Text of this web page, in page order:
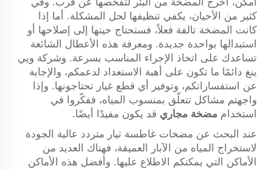
كثير من الأحيان، يكفي تنظيفها لحل المشكلة. أما إذا
كانت المضخة تالفة فعلاً، فستحتاج حينها إلى إصلاحها أو
استبدالها بواحدة جديدة. ومعرفة هذه الأعطال الشائعة
تساعدك على اتخاذ الإجراء المناسب بسرعة. وشركة ويي
ينغ دائمًا ما تكون على أهبة الاستعداد لدعمكم، والإجابة
عن استفساراتكم، وتوفير أي قطع غيار تحتاجونها. وإذا
واجهتم مشاكل تتعلّق بمنسوب المياه، ففكّروا في
استخدام مضخة مجاري قد يكون مفيدًا أيضًا.
عند البحث عن مضخات غاطسة تيار متردد عالية الجودة
لاستخراج المياه من الآبار العميقة، فهناك العديد من
الأماكن التي يمكنكم الاطلاع عليها. وأفضل هذه الأماكن